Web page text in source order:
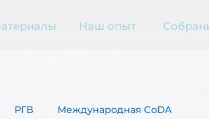
Наш опыт
РГВ Международная CoDA